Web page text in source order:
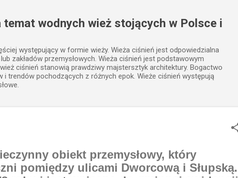
wodnych wież stojących w Polsce i
występujący w formie wieży. Wieża ciśnień jest odpowiedzialna
zakładów przemysłowych. Wieża ciśnień jest podstawowym
ciśnień stanowią prawdziwy majstersztyk architektury. Bogactwo
i trendów pochodzących z różnych epok. Wieże ciśnień występują
obiekt przemysłowy, który
pomiędzy ulicami Dworcową i Słupską.